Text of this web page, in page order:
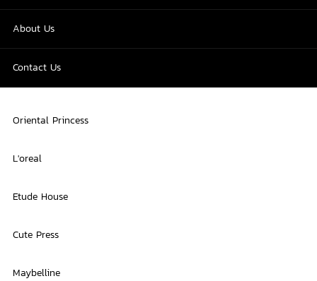
About Us
Contact Us
Oriental Princess
L'oreal
Etude House
Cute Press
Maybelline